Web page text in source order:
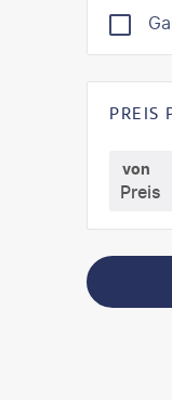
PREIS
von